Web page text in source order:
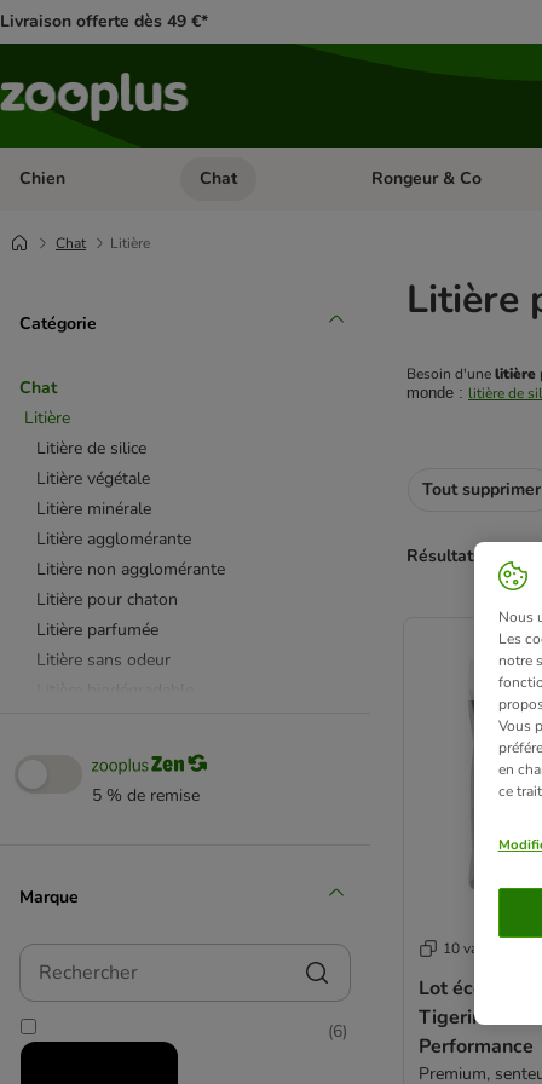
Livraison offerte dès 49 €*
Chien Dérouler les catégories: Chien
Chat Dérouler les catégories:
Rongeur & Co
Chat Litière
Catégorie
Chat
Litière
Litière de silice
Litière végétale
Litière minérale
Litière agglomérante
Litière non agglomérante
Litière pour chaton
Litière parfumée
Litière sans odeur
Benek
Intersand - Extreme Classic
Golden Grey / Golden
5 % de remise
Marque
Rechercher
(6)
Litière
Besoin d'une litière
monde : litière de
Tout supprimer
Résultats 1 à 48
product items
10 variantes
Lot
Tigerino
Performance
Premium,
Nous
Les
notre
Vous
en
ce